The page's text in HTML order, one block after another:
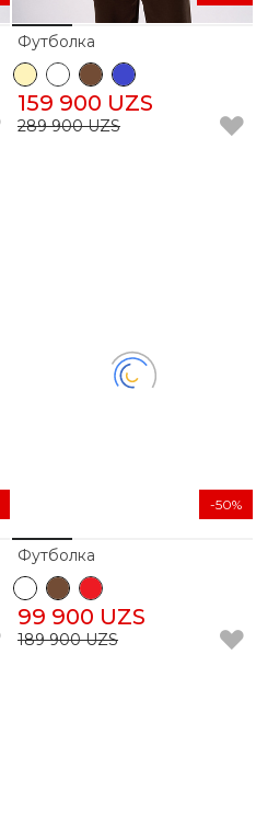
Футболка
159 900 UZS
289 900 UZS
Футболка
99 900 UZS
189 900 UZS
-50%